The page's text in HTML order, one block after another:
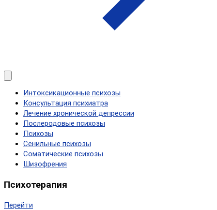
Интоксикационные психозы
Консультация психиатра
Лечение хронической депрессии
Послеродовые психозы
Психозы
Сенильные психозы
Соматические психозы
Шизофрения
Психотерапия
Перейти